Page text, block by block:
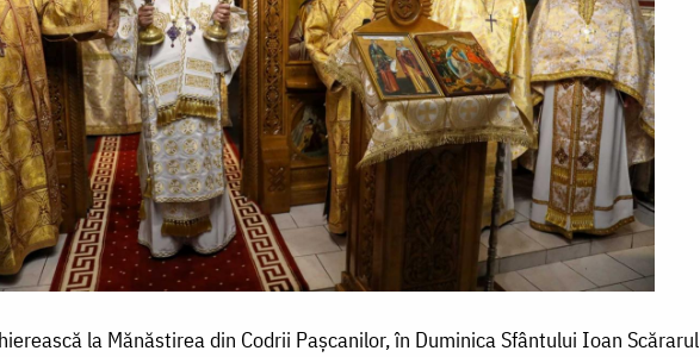
la Mănăstirea din Codrii Pașcanilor, în Duminica Sfântului Ioan Scărarul